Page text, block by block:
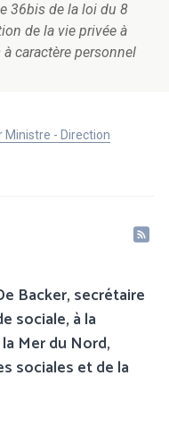
36bis de la loi du 8
de la vie privée à
caractère personnel
Ministre - Direction
Backer, secrétaire
sociale, à la
Mer du Nord,
sociales et de la